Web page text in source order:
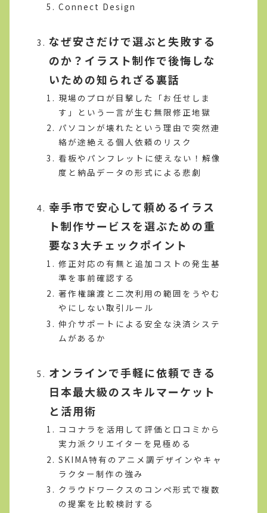
Connect Design
なぜ安さだけで選ぶと失敗する
のか？イラスト制作で後悔しな
いための知られざる裏話
現場のプロが目撃した「お任せしま
す」という一言が生む無限修正地獄
パソコンが壊れたという理由で突然連
絡が途絶える個人依頼のリスク
看板やパンフレットに使えない！解像
度と納品データの形式による悲劇
幸手市で安心して頼めるイラス
ト制作サービスを選ぶための重
要な3大チェックポイント
修正対応の有無と追加コストの発生基
準を事前確認する
著作権譲渡と二次利用の範囲をうやむ
やにしない取引ルール
仲介サポートによる安全な決済システ
ムがあるか
オンラインで手軽に依頼できる
日本最大級のスキルマーケット
と活用術
ココナラを活用して評価と口コミから
実力派クリエイターを見極める
SKIMA特有のアニメ調デザインやキャ
ラクター制作の強み
クラウドワークスのコンペ形式で複数
の提案を比較検討する